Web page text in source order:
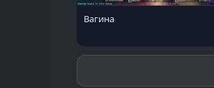
Вагина